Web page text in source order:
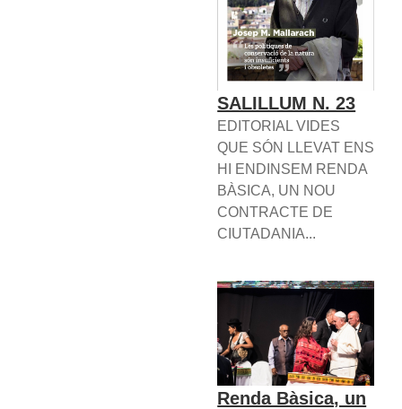
SALILLUM N. 23
EDITORIAL VIDES
QUE SÓN LLEVAT ENS
HI ENDINSEM RENDA
BÀSICA, UN NOU
CONTRACTE DE
CIUTADANIA...
Renda Bàsica, un